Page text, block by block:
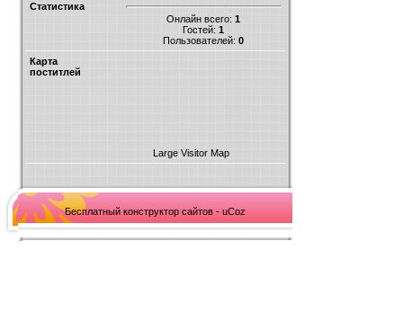
Статистика
Онлайн всего: 1
Гостей: 1
Пользователей: 0
Карта
поститлей
Large Visitor Map
Бесплатный конструктор сайтов - uCoz